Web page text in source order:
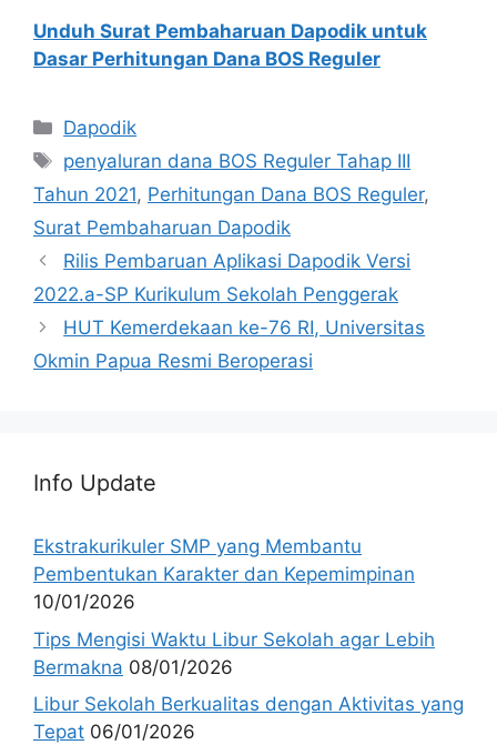
Unduh Surat Pembaharuan Dapodik untuk
Dasar Perhitungan Dana BOS Reguler
Categories
Dapodik
Tags
penyaluran dana BOS Reguler Tahap III
Tahun 2021, Perhitungan Dana BOS Reguler,
Surat Pembaharuan Dapodik
Rilis Pembaruan Aplikasi Dapodik Versi
2022.a-SP Kurikulum Sekolah Penggerak
HUT Kemerdekaan ke-76 RI, Universitas
Okmin Papua Resmi Beroperasi
Info Update
Ekstrakurikuler SMP yang Membantu
Pembentukan Karakter dan Kepemimpinan
10/01/2026
Tips Mengisi Waktu Libur Sekolah agar Lebih
Bermakna 08/01/2026
Libur Sekolah Berkualitas dengan Aktivitas yang
Tepat 06/01/2026